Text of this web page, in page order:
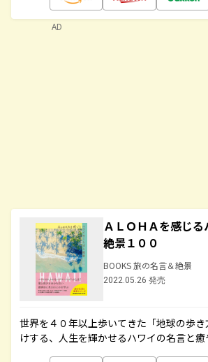
ＡＬＯＨＡを感じ
絶景１００
BOOKS 旅の名言＆絶景
2022.05.26 発売
世界を４０年以上歩いてきた「地球の歩
けする、人生を輝かせるハワイの名言と
AD